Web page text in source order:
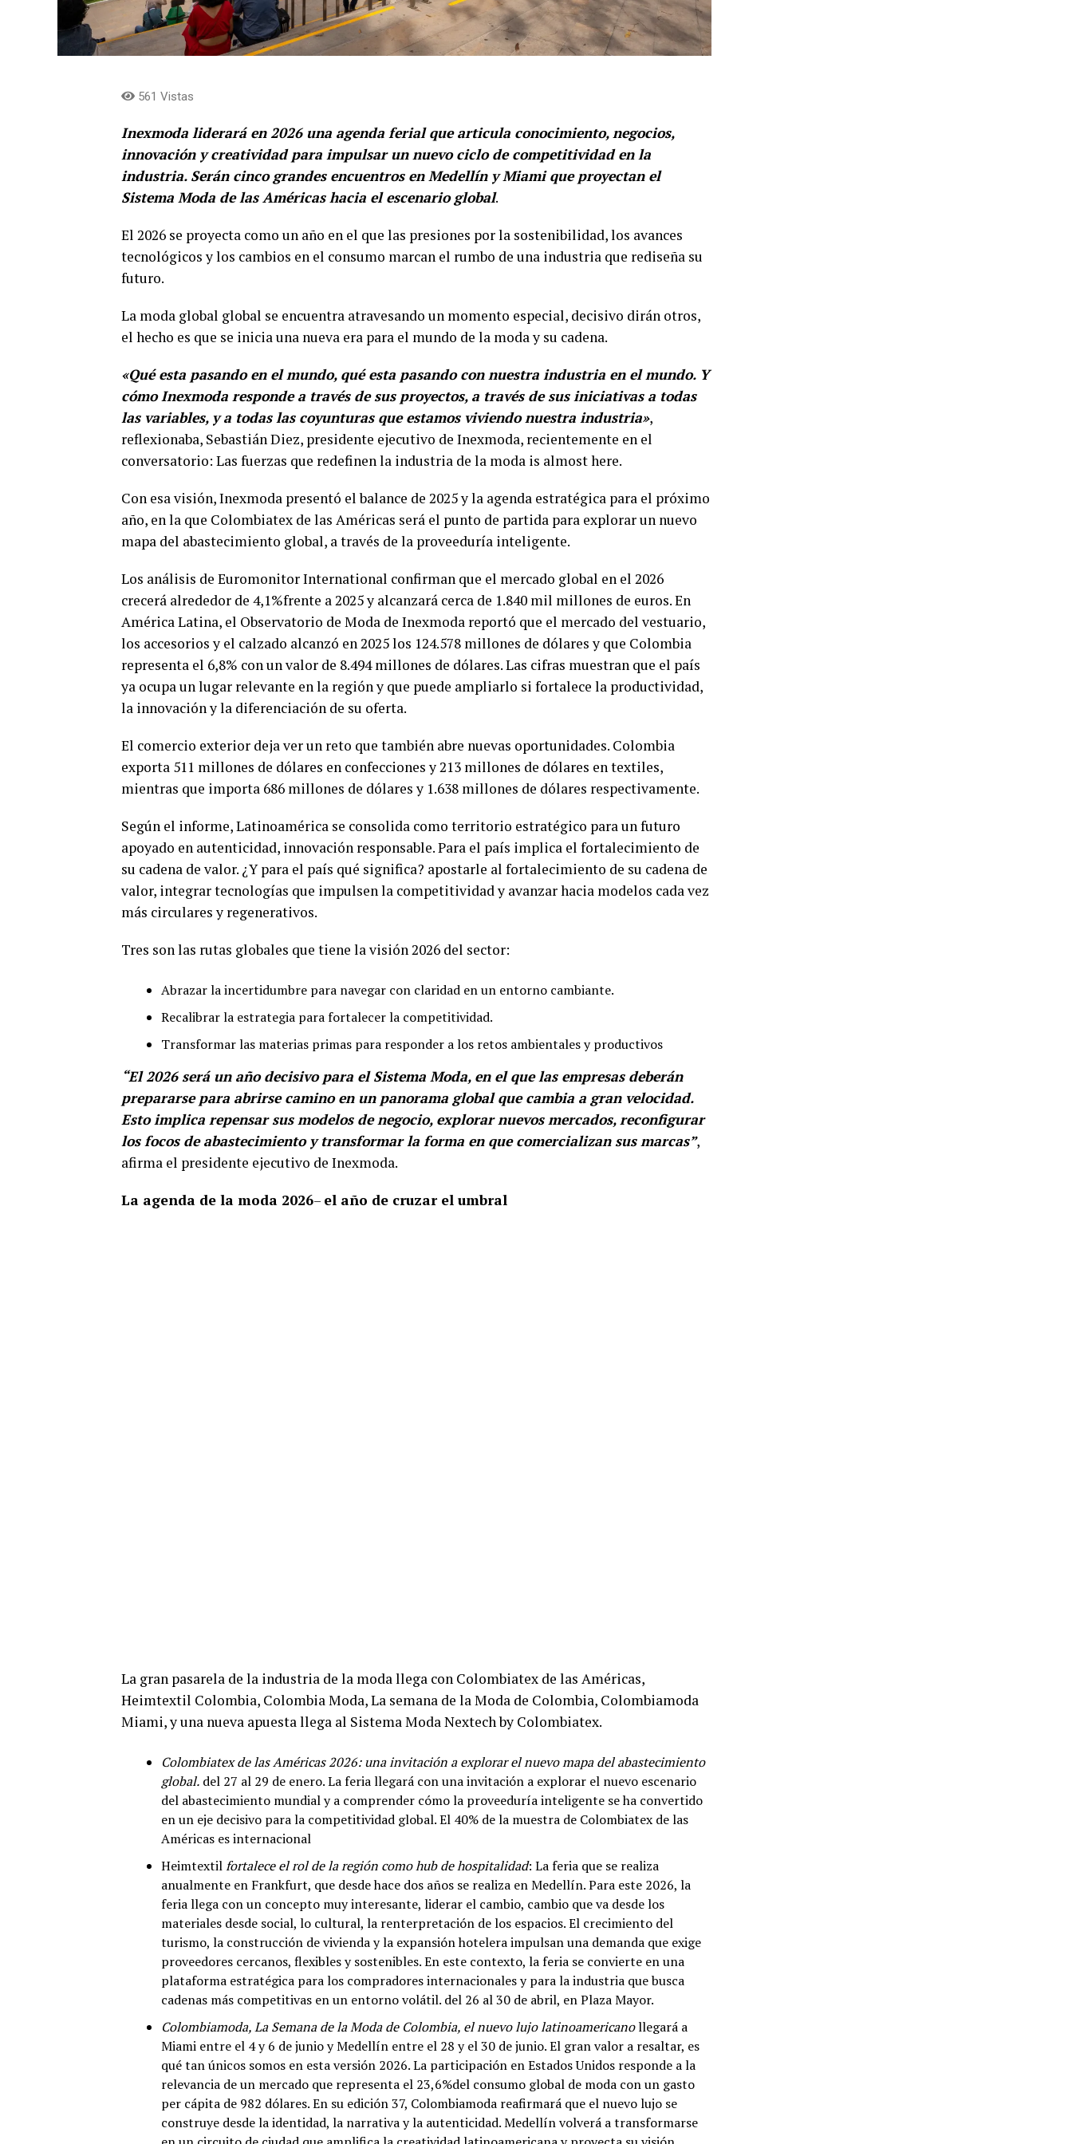
561 Vistas
Inexmoda liderará en 2026 una agenda ferial que articula conocimiento, negocios,
innovación y creatividad para impulsar un nuevo ciclo de competitividad en la
industria. Serán cinco grandes encuentros en Medellín y Miami que proyectan el
Sistema Moda de las Américas hacia el escenario global.
El 2026 se proyecta como un año en el que las presiones por la sostenibilidad, los avances
tecnológicos y los cambios en el consumo marcan el rumbo de una industria que rediseña su
futuro.
La moda global global se encuentra atravesando un momento especial, decisivo dirán otros,
el hecho es que se inicia una nueva era para el mundo de la moda y su cadena.
«Qué esta pasando en el mundo, qué esta pasando con nuestra industria en el mundo. Y
cómo Inexmoda responde a través de sus proyectos, a través de sus iniciativas a todas
las variables, y a todas las coyunturas que estamos viviendo nuestra industria»,
reflexionaba, Sebastián Diez, presidente ejecutivo de Inexmoda, recientemente en el
conversatorio: Las fuerzas que redefinen la industria de la moda is almost here.
Con esa visión, Inexmoda presentó el balance de 2025 y la agenda estratégica para el próximo
año, en la que Colombiatex de las Américas será el punto de partida para explorar un nuevo
mapa del abastecimiento global, a través de la proveeduría inteligente.
Los análisis de Euromonitor International confirman que el mercado global en el 2026
crecerá alrededor de 4,1%frente a 2025 y alcanzará cerca de 1.840 mil millones de euros. En
América Latina, el Observatorio de Moda de Inexmoda reportó que el mercado del vestuario,
los accesorios y el calzado alcanzó en 2025 los 124.578 millones de dólares y que Colombia
representa el 6,8% con un valor de 8.494 millones de dólares. Las cifras muestran que el país
ya ocupa un lugar relevante en la región y que puede ampliarlo si fortalece la productividad,
la innovación y la diferenciación de su oferta.
El comercio exterior deja ver un reto que también abre nuevas oportunidades. Colombia
exporta 511 millones de dólares en confecciones y 213 millones de dólares en textiles,
mientras que importa 686 millones de dólares y 1.638 millones de dólares respectivamente.
Según el informe, Latinoamérica se consolida como territorio estratégico para un futuro
apoyado en autenticidad, innovación responsable. Para el país implica el fortalecimiento de
su cadena de valor. ¿Y para el país qué significa? apostarle al fortalecimiento de su cadena de
valor, integrar tecnologías que impulsen la competitividad y avanzar hacia modelos cada vez
más circulares y regenerativos.
Tres son las rutas globales que tiene la visión 2026 del sector:
Abrazar la incertidumbre para navegar con claridad en un entorno cambiante.
Recalibrar la estrategia para fortalecer la competitividad.
Transformar las materias primas para responder a los retos ambientales y productivos
“El 2026 será un año decisivo para el Sistema Moda, en el que las empresas deberán
prepararse para abrirse camino en un panorama global que cambia a gran velocidad.
Esto implica repensar sus modelos de negocio, explorar nuevos mercados, reconfigurar
los focos de abastecimiento y transformar la forma en que comercializan sus marcas”,
afirma el presidente ejecutivo de Inexmoda.
La agenda de la moda 2026– el año de cruzar el umbral
La gran pasarela de la industria de la moda llega con Colombiatex de las Américas,
Heimtextil Colombia, Colombia Moda, La semana de la Moda de Colombia, Colombiamoda
Miami, y una nueva apuesta llega al Sistema Moda Nextech by Colombiatex.
Colombiatex de las Américas 2026: una invitación a explorar el nuevo mapa del abastecimiento
global. del 27 al 29 de enero. La feria llegará con una invitación a explorar el nuevo escenario
del abastecimiento mundial y a comprender cómo la proveeduría inteligente se ha convertido
en un eje decisivo para la competitividad global. El 40% de la muestra de Colombiatex de las
Américas es internacional
Heimtextilfortalece el rol de la región como hub de hospitalidad: La feria que se realiza
anualmente en Frankfurt, que desde hace dos años se realiza en Medellín. Para este 2026, la
feria llega con un concepto muy interesante, liderar el cambio, cambio que va desde los
materiales desde social, lo cultural, la renterpretación de los espacios. El crecimiento del
turismo, la construcción de vivienda y la expansión hotelera impulsan una demanda que exige
proveedores cercanos, flexibles y sostenibles. En este contexto, la feria se convierte en una
plataforma estratégica para los compradores internacionales y para la industria que busca
cadenas más competitivas en un entorno volátil. del 26 al 30 de abril, en Plaza Mayor.
Colombiamoda, La Semana de la Moda de Colombia, el nuevo lujo latinoamericanollegará a
Miami entre el 4 y 6 de junio y Medellín entre el 28 y el 30 de junio. El gran valor a resaltar, es
qué tan únicos somos en esta versión 2026. La participación en Estados Unidos responde a la
relevancia de un mercado que representa el 23,6%del consumo global de moda con un gasto
per cápita de 982 dólares. En su edición 37, Colombiamoda reafirmará que el nuevo lujo se
construye desde la identidad, la narrativa y la autenticidad. Medellín volverá a transformarse